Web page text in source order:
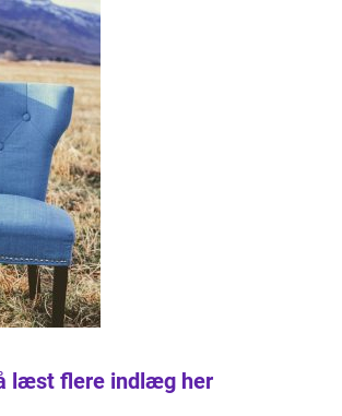
læst flere indlæg her